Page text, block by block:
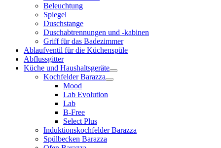
Beleuchtung
Spiegel
Duschstange
Duschabtrennungen und -kabinen
Griff für das Badezimmer
Ablaufventil für die Küchenspüle
Abflussgitter
Küche und Haushaltsgeräte
Kochfelder Barazza
Mood
Lab Evolution
Lab
B-Free
Select Plus
Induktionskochfelder Barazza
Spülbecken Barazza